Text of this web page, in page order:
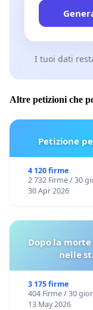
I tuoi dati
Altre petizioni che
Petizione
4 120 firme
2 732 Firme / 30
30 Apr 2026
Dopo la
nelle
3 175 firme
404 Firme / 30
13 May 2026